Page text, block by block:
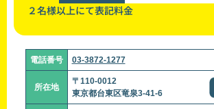
２名様以上にて表記料金
電話番号 03-3872-1277
所在地
〒110-0012
東京都台東区竜泉3-41-6